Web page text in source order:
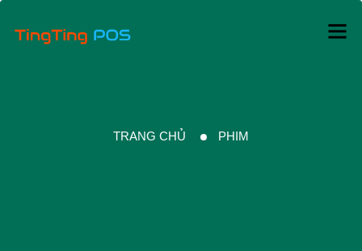
TRANG CHỦ PHIM